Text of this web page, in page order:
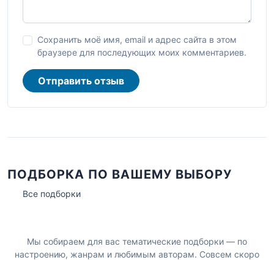
Сохранить моё имя, email и адрес сайта в этом
браузере для последующих моих комментариев.
Отправить отзыв
ПОДБОРКА ПО ВАШЕМУ ВЫБОРУ
Все подборки
Мы собираем для вас тематические подборки — по
настроению, жанрам и любимым авторам. Совсем скоро